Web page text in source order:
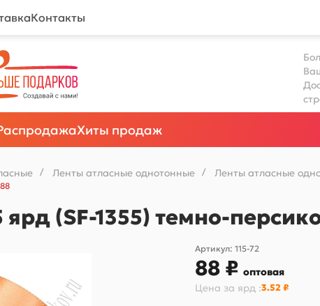
Контакты
Хиты продаж
/ Ленты атласные однотонные / Ленты атласные
ярд (SF-1355) темно-
Артикул:115-72
88 ₽оптовая
Цена за ярд :3.52 ₽